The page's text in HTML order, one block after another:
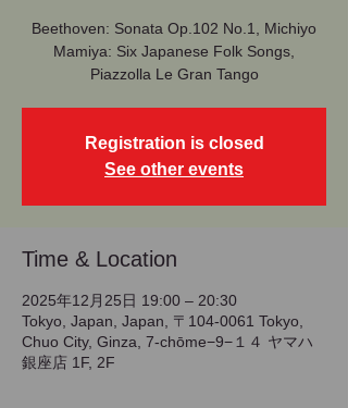
Beethoven: Sonata Op.102 No.1, Michiyo
Mamiya: Six Japanese Folk Songs,
Piazzolla Le Gran Tango
Registration is closed
See other events
Time & Location
2025年12月25日 19:00 – 20:30
Tokyo, Japan, Japan, 〒104-0061 Tokyo,
Chuo City, Ginza, 7-chōme−9−１４ ヤマハ
銀座店 1F, 2F